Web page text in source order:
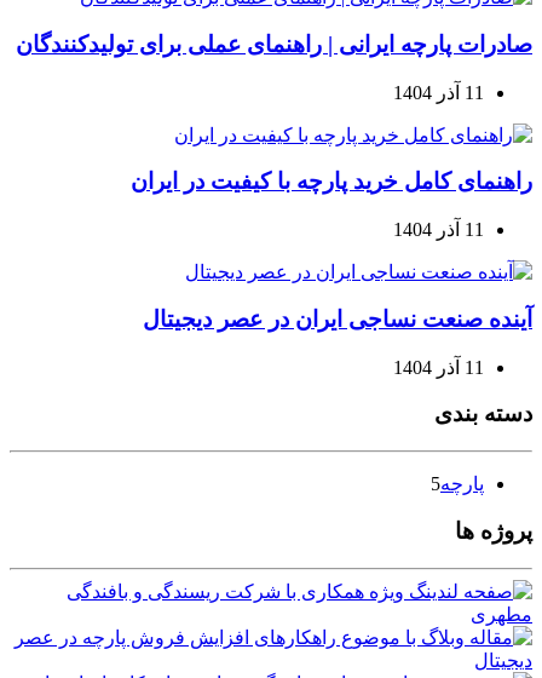
صادرات پارچه ایرانی | راهنمای عملی برای تولیدکنندگان
11 آذر 1404
راهنمای کامل خرید پارچه با کیفیت در ایران
11 آذر 1404
آینده صنعت نساجی ایران در عصر دیجیتال
11 آذر 1404
دسته بندی
پارچه5
پروژه ها